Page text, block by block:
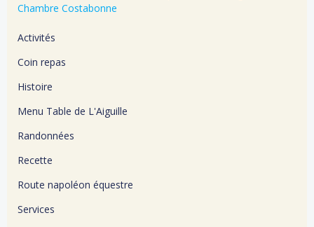
Chambre Costabonne
Activités
Coin repas
Histoire
Menu Table de L'Aiguille
Randonnées
Recette
Route napoléon équestre
Services